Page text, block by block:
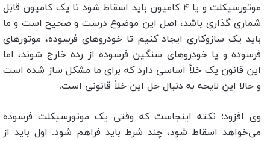
موتورسیکلت و یا ۴ کامیون باید اسقاط شود تا یک کامیون قابل
شماری گذاری باشد، اصل این موضوع درست و صحیح است و ما
باید یک سازوکاری ایجاد کنیم تا خودروهای فرسوده، موتورهای
فرسوده و یا خودروهای سنگین فرسوده از رده خارج شوند، اما
این قانون یک خلأ اساسی دارد که برای ما مشکل ساز شده است
و حالا این لایحه به دنبال حل این خلأ قانونی است.
وی افزود: نکته اینجاست که وقتی یک موتورسیکلت فرسوده
می‌خواهد اسقاط شود، چند شرط باید فراهم شود. اول باید از